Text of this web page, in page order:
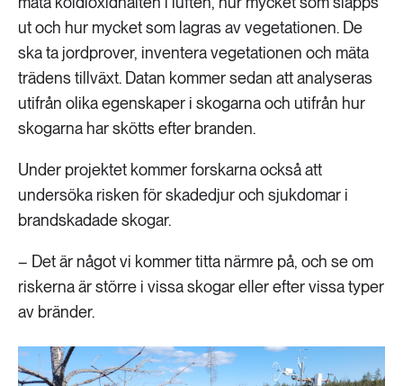
ut och hur mycket som lagras av vegetationen. De
ska ta jordprover, inventera vegetationen och mäta
trädens tillväxt. Datan kommer sedan att analyseras
utifrån olika egenskaper i skogarna och utifrån hur
skogarna har skötts efter branden.
Under projektet kommer forskarna också att
undersöka risken för skadedjur och sjukdomar i
brandskadade skogar.
– Det är något vi kommer titta närmre på, och se om
riskerna är större i vissa skogar eller efter vissa typer
av bränder.